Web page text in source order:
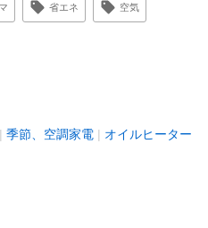
省エネ 空気
季節、空調家電 オイルヒーター